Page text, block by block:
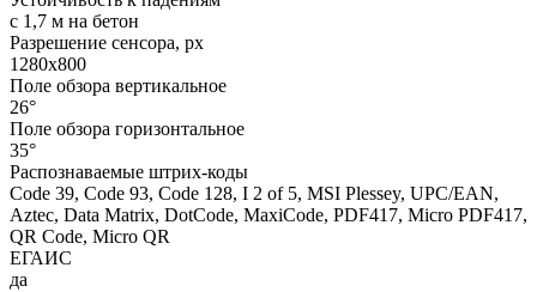
с 1,7 м на бетон
Разрешение сенсора, px
1280x800
Поле обзора вертикальное
26°
Поле обзора горизонтальное
35°
Распознаваемые штрих-коды
Code 39, Code 93, Code 128, I 2 of 5, MSI Plessey, UPC/EAN,
Aztec, Data Matrix, DotCode, MaxiCode, PDF417, Micro PDF417,
QR Code, Micro QR
ЕГАИС
да